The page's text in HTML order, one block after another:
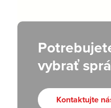
vybrať
Kontaktujte